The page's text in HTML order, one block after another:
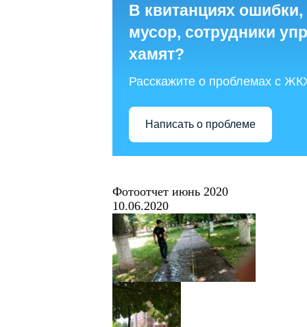
В квитанциях
мусор, сотрудники
хамят?
Расскажите о проблемах с
Написать о проблеме
Фотоотчет июнь 2020
10.06.2020